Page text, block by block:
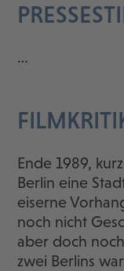
…
Ende 1989,
Berlin eine
eiserne
noch nicht
aber doch
zwei Berlins